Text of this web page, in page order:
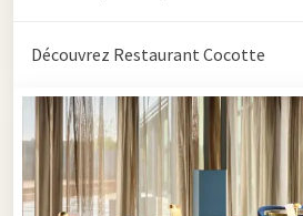
Découvrez Restaurant Cocotte